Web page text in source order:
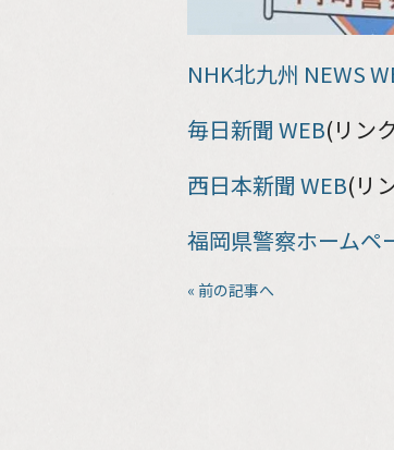
NHK北九州 NEWS
毎日新聞 WEB(リン
西日本新聞 WEB(リ
福岡県警察ホームペ
« 前の記事へ